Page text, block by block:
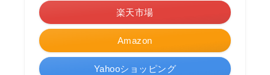
Amazon
楽天市場
Yahooショッピング